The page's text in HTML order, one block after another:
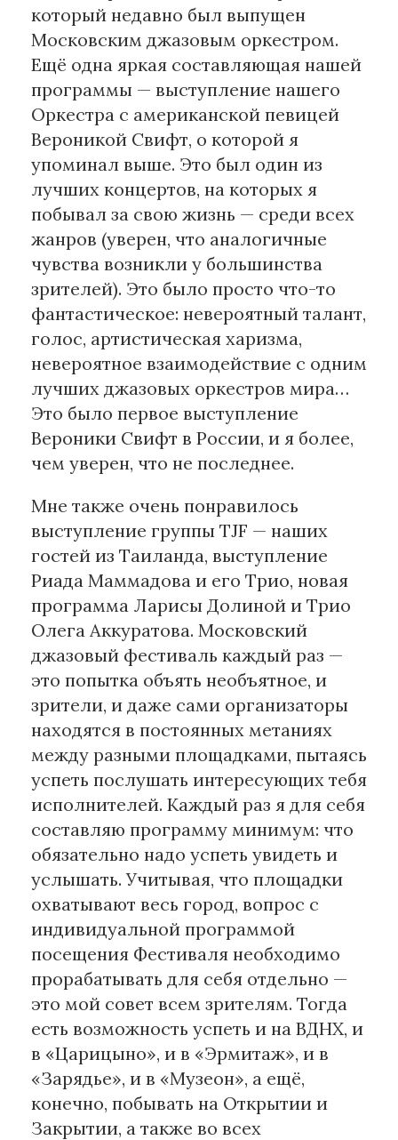
который недавно был выпущен
Московским джазовым оркестром.
Ещё одна яркая составляющая нашей
программы — выступление нашего
Оркестра с американской певицей
Вероникой Свифт, о которой я
упоминал выше. Это был один из
лучших концертов, на которых я
побывал за свою жизнь — среди всех
жанров (уверен, что аналогичные
чувства возникли у большинства
зрителей). Это было просто что-то
фантастическое: невероятный талант,
голос, артистическая харизма,
невероятное взаимодействие с одним
лучших джазовых оркестров мира…
Это было первое выступление
Вероники Свифт в России, и я более,
чем уверен, что не последнее.
Мне также очень понравилось
выступление группы TJF — наших
гостей из Таиланда, выступление
Риада Маммадова и его Трио, новая
программа Ларисы Долиной и Трио
Олега Аккуратова. Московский
джазовый фестиваль каждый раз —
это попытка объять необъятное, и
зрители, и даже сами организаторы
находятся в постоянных метаниях
между разными площадками, пытаясь
успеть послушать интересующих тебя
исполнителей. Каждый раз я для себя
составляю программу минимум: что
обязательно надо успеть увидеть и
услышать. Учитывая, что площадки
охватывают весь город, вопрос с
индивидуальной программой
посещения Фестиваля необходимо
прорабатывать для себя отдельно —
это мой совет всем зрителям. Тогда
есть возможность успеть и на ВДНХ, и
в «Царицыно», и в «Эрмитаж», и в
«Зарядье», и в «Музеон», а ещё,
конечно, побывать на Открытии и
Закрытии, а также во всех